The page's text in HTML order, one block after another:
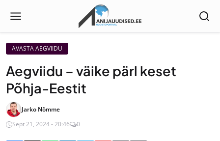
AVASTA AEGVIIDU
Aegviidu – väike pärl keset
Põhja-Eestit
Jarko Nõmme
Sept 21, 2024 - 20:46
0